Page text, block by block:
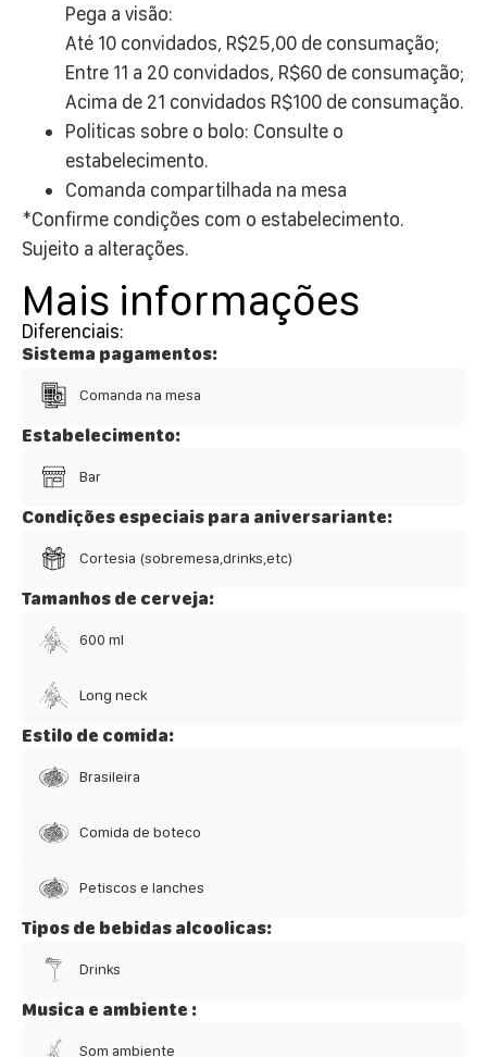
Pega a visão:
Até 10 convidados, R$25,00 de consumação;
Entre 11 a 20 convidados, R$60 de consumação;
Acima de 21 convidados R$100 de consumação.
Politicas sobre o bolo: Consulte o
estabelecimento.
Comanda compartilhada na mesa
*Confirme condições com o estabelecimento.
Sujeito a alterações.
Mais informações
Diferenciais:
Sistema pagamentos:
Comanda na mesa
Estabelecimento:
Bar
Condições especiais para aniversariante:
Cortesia (sobremesa,drinks,etc)
Tamanhos de cerveja:
600 ml
Long neck
Estilo de comida:
Brasileira
Comida de boteco
Petiscos e lanches
Tipos de bebidas alcoolicas:
Drinks
Musica e ambiente :
Som ambiente